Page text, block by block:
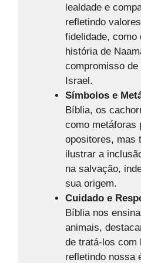
lealdade e
refletindo
fidelidade, como
história de
compromisso
Israel.
Símbolos e
Bíblia, os
como metáforas
opositores, mas
ilustrar a
na salvação,
sua origem.
Cuidado e
Bíblia nos
animais,
de tratá-los com
refletindo nossa